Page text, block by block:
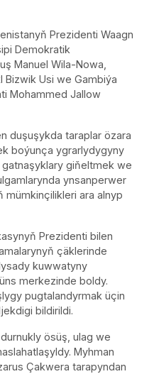
Prezidenti Waagn
Demokratik
Manuel Wila-Nowa,
Usi we Gambiýa
Mohammed Jallow
duşuşykda taraplar özara
boýunça ygrarlydygyny
giňeltmek we
ynsanperwer
ara alnyp
Prezidenti bilen
çäklerinde
kuwwatyny
merkezinde boldy.
pugtalandyrmak üçin
bildirildi.
ösüş, ulag we
Myhman
Çakwera tarapyndan